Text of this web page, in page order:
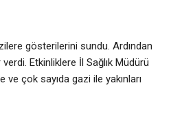
gösterilerini sundu. Ardından
Etkinliklere İl Sağlık Müdürü
çok sayıda gazi ile yakınları